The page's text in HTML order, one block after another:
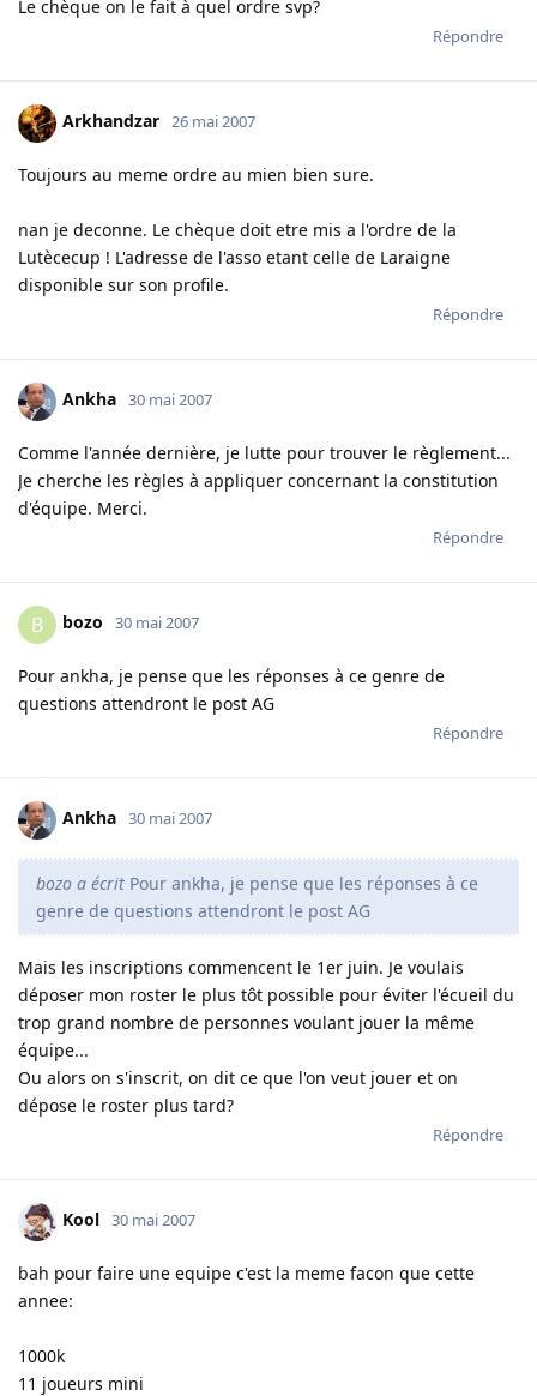
Le chèque on le fait à quel ordre svp?
Répondre
Arkhandzar 26 mai 2007
Toujours au meme ordre au mien bien sure.
nan je deconne. Le chèque doit etre mis a l'ordre de la
Lutècecup ! L'adresse de l'asso etant celle de Laraigne
disponible sur son profile.
Répondre
Ankha 30 mai 2007
Comme l'année dernière, je lutte pour trouver le règlement...
Je cherche les règles à appliquer concernant la constitution
d'équipe. Merci.
Répondre
B bozo 30 mai 2007
Pour ankha, je pense que les réponses à ce genre de
questions attendront le post AG
Répondre
Ankha 30 mai 2007
bozo a écrit Pour ankha, je pense que les réponses à ce
genre de questions attendront le post AG
Mais les inscriptions commencent le 1er juin. Je voulais
déposer mon roster le plus tôt possible pour éviter l'écueil du
trop grand nombre de personnes voulant jouer la même
équipe...
Ou alors on s'inscrit, on dit ce que l'on veut jouer et on
dépose le roster plus tard?
Répondre
Kool 30 mai 2007
bah pour faire une equipe c'est la meme facon que cette
annee:
1000k
11 joueurs mini